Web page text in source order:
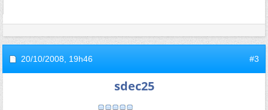
20/10/2008, 19h46 #3
sdec25